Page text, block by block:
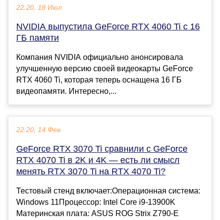
22:20, 18 Июл
NVIDIA выпустила GeForce RTX 4060 Ti с 16
ГБ памяти
Компания NVIDIA официально анонсировала
улучшенную версию своей видеокарты GeForce
RTX 4060 Ti, которая теперь оснащена 16 ГБ
видеопамяти. Интересно,...
22:20, 14 Фев
GeForce RTX 3070 Ti сравнили с GeForce
RTX 4070 Ti в 2K и 4K — есть ли смысл
менять RTX 3070 Ti на RTX 4070 Ti?
Тестовый стенд включает:Операционная система:
Windows 11Процессор: Intel Core i9-13900K
Материнская плата: ASUS ROG Strix Z790-E